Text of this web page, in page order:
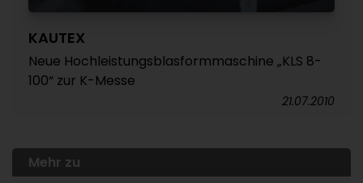
KAUTEX
Neue Hochleistungsblasformmaschine „KLS 8-
100“ zur K-Messe
21.07.2010
Mehr zu